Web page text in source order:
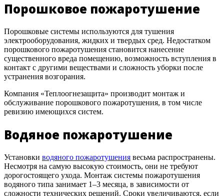
Порошковое пожаротушение
Порошковые системы используются для тушения
электрооборудования, жидких и твердых сред. Недостатком
порошкового пожаротушения становится нанесение
существенного вреда помещению, возможность вступления в
контакт с другими веществами и сложность уборки после
устранения возгорания.
Компания «Теплоогнезащита» производит монтаж и
обслуживание порошкового пожаротушения, в том числе
ревизию имеющихся систем.
Водяное пожаротушение
Установки водяного пожаротушения весьма распространены.
Несмотря на самую высокую стоимость, они не требуют
дорогостоящего ухода. Монтаж системы пожаротушения
водяного типа занимает 1–3 месяца, в зависимости от
сложности технических решений. Сроки увеличиваются, если